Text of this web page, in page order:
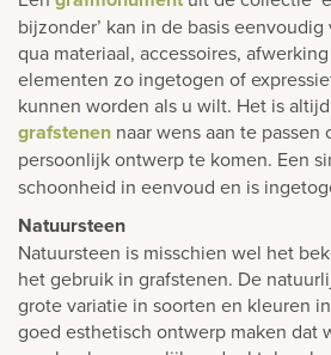
bijzonder’ kan in de basis
qua materiaal, accessoires,
elementen zo ingetogen of
kunnen worden als u wilt. Het is
grafstenen naar wens aan te
persoonlijk ontwerp te komen. Een
schoonheid in eenvoud en is
Natuursteen
Natuursteen is misschien wel het
het gebruik in grafstenen. De
grote variatie in soorten en kleuren
goed esthetisch ontwerp maken dat